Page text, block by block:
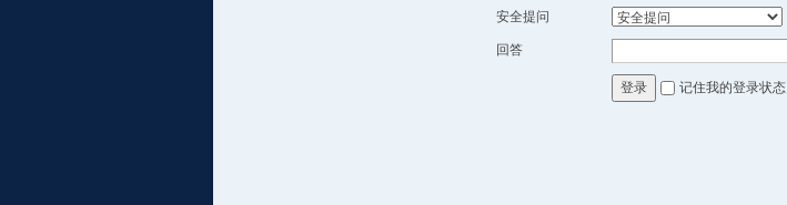
安全提问
回答
登录 记住我的登录状态